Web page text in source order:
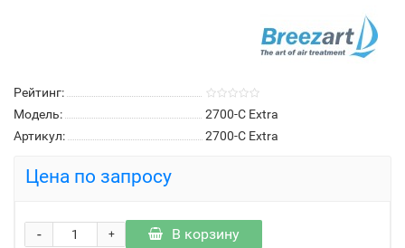
Рейтинг:
Модель:
2700-C Extra
Артикул:
2700-C Extra
Цена по запросу
+
- В корзину